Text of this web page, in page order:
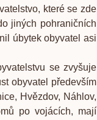
které se zde
jiných pohraničních
úbytek obyvatel asi
se zvyšuje
obyvatel především
Hvězdov, Náhlov,
po vojácích, mají